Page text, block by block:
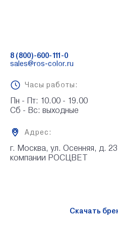
8 (800)-600-111-0
sales@ros-color.ru
Часы работы:
Пн - Пт: 10.00 - 19.00
Сб - Вс: выходные
Адрес:
г. Москва, ул. Осенняя, д.
компании РОСЦВЕТ
Скачать